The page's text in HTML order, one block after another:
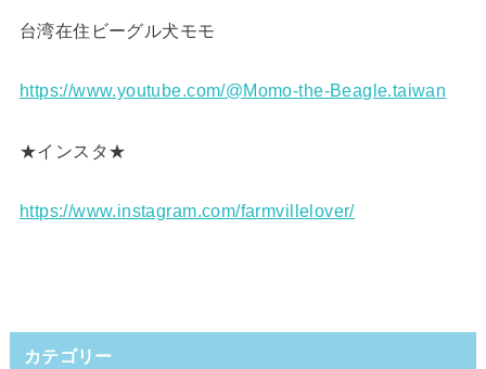
台湾在住ビーグル犬モモ
https://www.youtube.com/@Momo-the-Beagle.taiwan
★インスタ★
https://www.instagram.com/farmvillelover/
カテゴリー